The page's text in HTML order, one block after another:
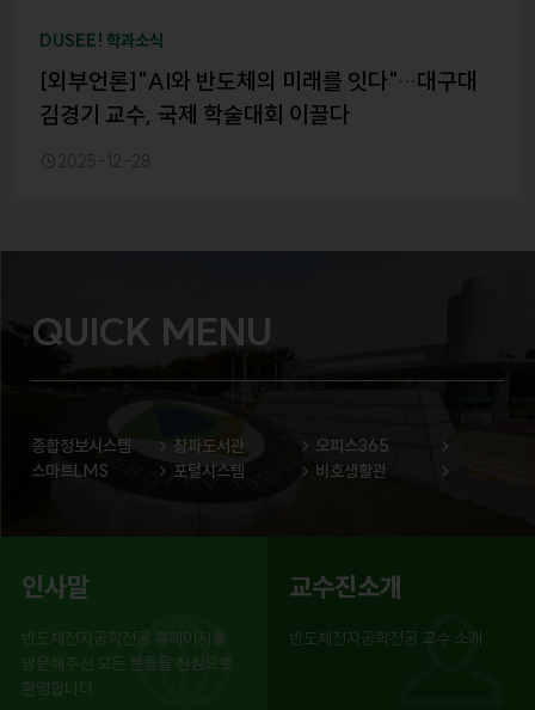
DUSEE! 학과소식
[외부언론]"AI와 반도체의 미래를 잇다"…대구대
김경기 교수, 국제 학술대회 이끌다
2025-12-28
QUICK MENU
종합정보시스템 창파도서관
오피스365
스마트LMS
포털시스템 비호생활관
인사말
반도체전자공학전공 홈페이지를
방문해주신 모든 분들을 진심으로
환영합니다.
교수진소개
반도체전자공학전공 교수 소개